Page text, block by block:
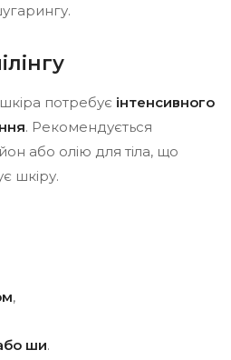
потребує інтенсивного
. Рекомендується
або олію для тіла, що
шкіру.
,
ши.